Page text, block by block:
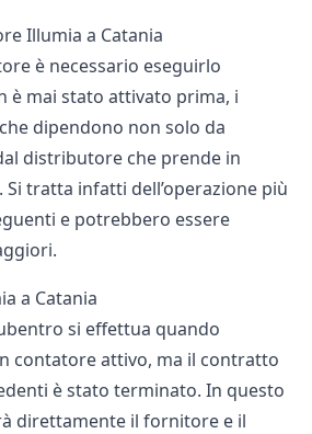
Illumia a Catania
è necessario eseguirlo
è mai stato attivato prima, i
dipendono non solo da
distributore che prende in
Si tratta infatti dell’operazione più
e potrebbero essere
a Catania
si effettua quando
contatore attivo, ma il contratto
è stato terminato. In questo
direttamente il fornitore e il